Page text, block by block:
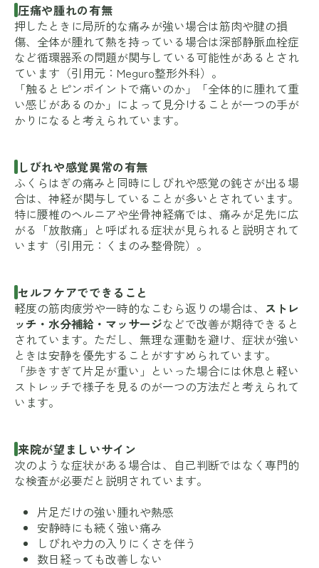
圧痛や腫れの有無
押したときに局所的な痛みが強い場合は筋肉や腱の損
傷、全体が腫れて熱を持っている場合は深部静脈血栓症
など循環器系の問題が関与している可能性があるとされ
ています（引用元： Meguro整形外科）。
「触るとピンポイントで痛いのか」「全体的に腫れて重
い感じがあるのか」によって見分けることが一つの手が
かりになると考えられています。
しびれや感覚異常の有無
ふくらはぎの痛みと同時にしびれや感覚の鈍さが出る場
合は、神経が関与していることが多いとされています。
特に腰椎のヘルニアや坐骨神経痛では、痛みが足先に広
がる「放散痛」と呼ばれる症状が見られると説明されて
います（引用元： くまのみ整骨院）。
セルフケアでできること
軽度の筋肉疲労や一時的なこむら返りの場合は、 ストレ
ッチ・水分補給・マッサージなどで改善が期待できると
されています。ただし、無理な運動を避け、症状が強い
ときは安静を優先することがすすめられています。
「歩きすぎて片足が重い」といった場合には休息と軽い
ストレッチで様子を見るのが一つの方法だと考えられて
います。
来院が望ましいサイン
次のような症状がある場合は、自己判断ではなく専門的
な検査が必要だと説明されています。
片足だけの強い腫れや熱感
安静時にも続く強い痛み
しびれや力の入りにくさを伴う
数日経っても改善しない